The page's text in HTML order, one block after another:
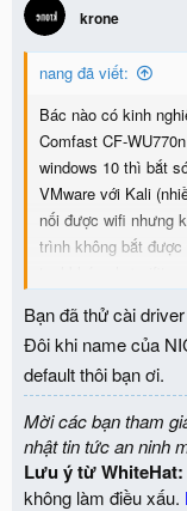
krone
nang đã viết:
Bác nào có kinh
Comfast CF-
windows 10 thì bắt
VMware với Kali
nối được wifi nhưng
trình không bắt
tool khác như wifite
Bạn đã thử cài
Đôi khi name của
default thôi bạn ơi.
Mời các bạn tham
nhật tin tức an ninh
Lưu ý từ WhiteHat:
không làm điều xấu.